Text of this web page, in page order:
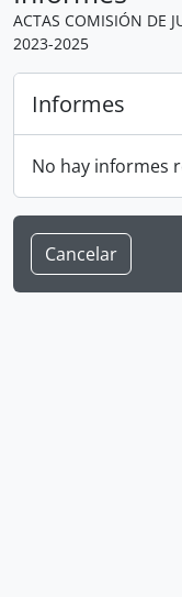
ACTAS COMISIÓN DE
2023-2025
Informes
No hay informes
Cancelar